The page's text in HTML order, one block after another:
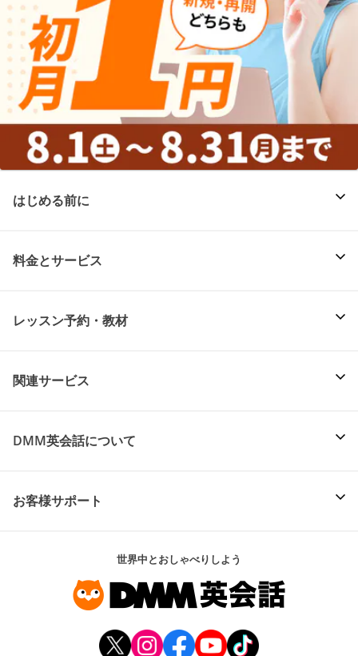
はじめる前に
料金とサービス
レッスン予約・教材
関連サービス
DMM英会話について
お客様サポート
世界中とおしゃべりしよう